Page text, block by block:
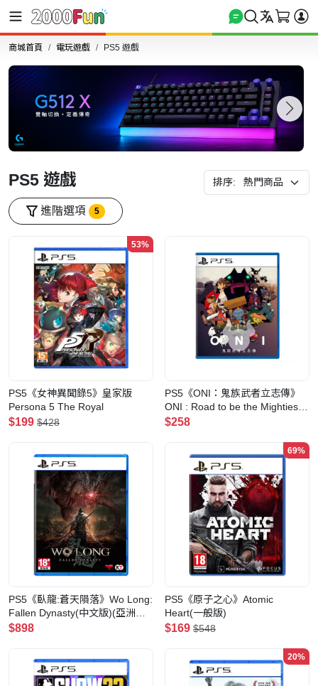
商城首頁 電玩遊戲 PS5 遊戲
PS5 遊戲 排序:
進階選項 5
53%
PS5《女神異聞錄5》皇家版
Persona 5 The Royal
$199 $428
PS5《ONI：鬼族武者立志傳》
ONI : Road to be the Mightiest
Oni
$258
PS5《臥龍:蒼天隕落》Wo Long:
Fallen Dynasty(中文版)(亞洲版)
(亞洲限定典藏版)
$898
69%
PS5《原子之心》Atomic
Heart(一般版)
$169 $548
20%